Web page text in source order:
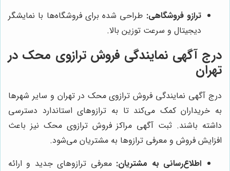
ترازو فروشگاهی: طراحی شده برای فروشگاه‌ها با نمایشگر
دیجیتال و سرعت توزین بالا.
درج آگهی نمایندگی فروش ترازوی محک در
تهران
درج آگهی نمایندگی فروش ترازوی محک در تهران و سایر شهرها
به خریداران کمک می‌کند تا به ترازوهای استاندارد دسترسی
داشته باشند. ثبت آگهی مراکز فروش ترازوی محک نیز باعث
افزایش فروش و معرفی ترازوها به مشتریان می‌شود.
اطلاع‌رسانی به مشتریان: معرفی ترازوهای جدید و ارائه